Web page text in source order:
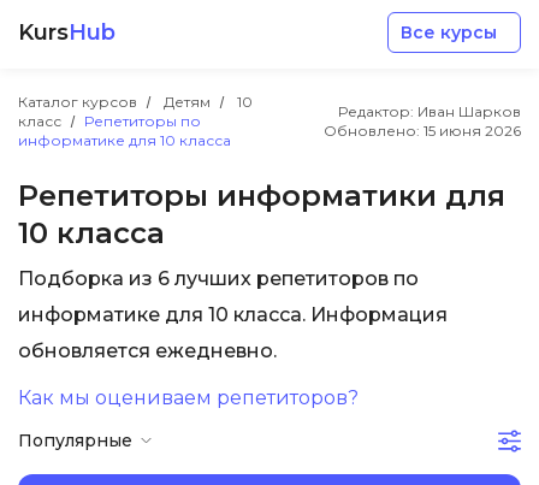
KursHub Все курсы
Каталог курсов Детям
10
класс
Репетиторы по
информатике для 10 класса
Редактор: Иван Шарков
Обновлено: 15 июня 2026
Репетиторы информатики для
10 класса
Подборка из 6 лучших репетиторов по
информатике для 10 класса. Информация
обновляется ежедневно.
Как мы оцениваем репетиторов?
Популярные
Маркетинг
Дизайн